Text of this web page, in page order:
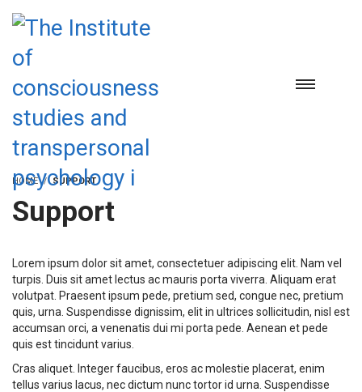
HOME SUPPORT
Support
Lorem ipsum dolor sit amet, consectetuer adipiscing elit. Nam vel
turpis. Duis sit amet lectus ac mauris porta viverra. Aliquam erat
volutpat. Praesent ipsum pede, pretium sed, congue nec, pretium
quis, urna. Suspendisse dignissim, elit in ultrices sollicitudin, nisl est
accumsan orci, a venenatis dui mi porta pede. Aenean et pede
quis est tincidunt varius.
Cras aliquet. Integer faucibus, eros ac molestie placerat, enim
tellus varius lacus, nec dictum nunc tortor id urna. Suspendisse